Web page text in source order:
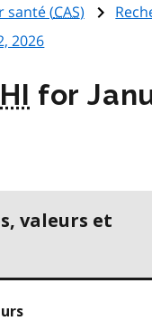
santé (CAS)
2026
for
valeurs et